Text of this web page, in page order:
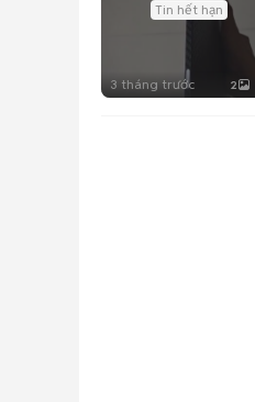
Tin hết hạn
3 tháng trước 2